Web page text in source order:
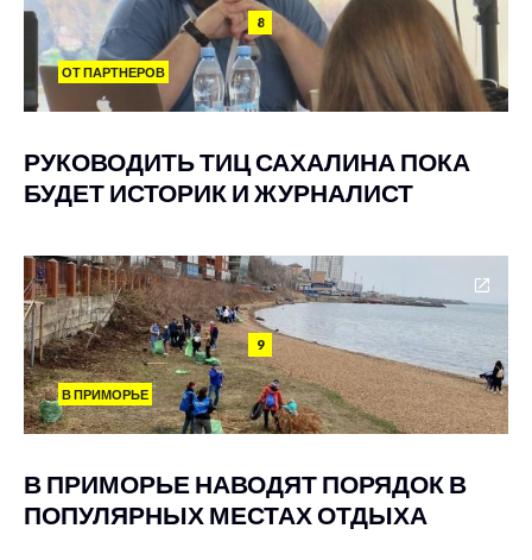
8
ОТ ПАРТНЕРОВ
РУКОВОДИТЬ ТИЦ САХАЛИНА ПОКА
БУДЕТ ИСТОРИК И ЖУРНАЛИСТ
9
В ПРИМОРЬЕ
В ПРИМОРЬЕ НАВОДЯТ ПОРЯДОК В
ПОПУЛЯРНЫХ МЕСТАХ ОТДЫХА